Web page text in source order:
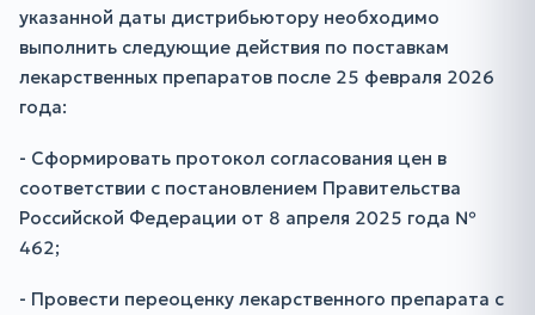
указанной даты дистрибьютору необходимо
выполнить следующие действия по поставкам
лекарственных препаратов после 25 февраля 2026
года:
- Сформировать протокол согласования цен в
соответствии с постановлением Правительства
Российской Федерации от 8 апреля 2025 года №
462;
- Провести переоценку лекарственного препарата с